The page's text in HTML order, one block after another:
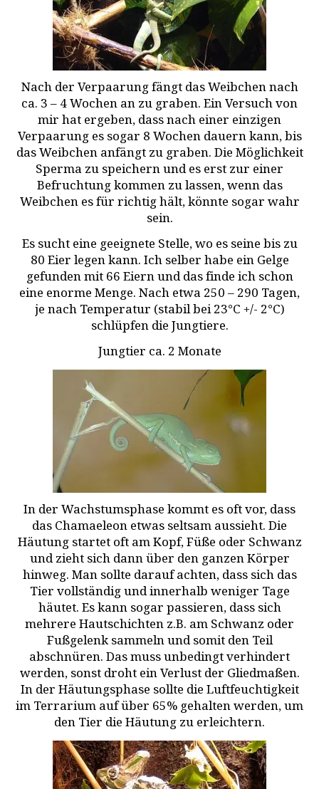
Nach der Verpaarung fängt das Weibchen nach
ca. 3 – 4 Wochen an zu graben. Ein Versuch von
mir hat ergeben, dass nach einer einzigen
Verpaarung es sogar 8 Wochen dauern kann, bis
das Weibchen anfängt zu graben. Die Möglichkeit
Sperma zu speichern und es erst zur einer
Befruchtung kommen zu lassen, wenn das
Weibchen es für richtig hält, könnte sogar wahr
sein.
Es sucht eine geeignete Stelle, wo es seine bis zu
80 Eier legen kann. Ich selber habe ein Gelge
gefunden mit 66 Eiern und das finde ich schon
eine enorme Menge. Nach etwa 250 – 290 Tagen,
je nach Temperatur (stabil bei 23°C +/- 2°C)
schlüpfen die Jungtiere.
Jungtier ca. 2 Monate
In der Wachstumsphase kommt es oft vor, dass
das Chamaeleon etwas seltsam aussieht. Die
Häutung startet oft am Kopf, Füße oder Schwanz
und zieht sich dann über den ganzen Körper
hinweg. Man sollte darauf achten, dass sich das
Tier vollständig und innerhalb weniger Tage
häutet. Es kann sogar passieren, dass sich
mehrere Hautschichten z.B. am Schwanz oder
Fußgelenk sammeln und somit den Teil
abschnüren. Das muss unbedingt verhindert
werden, sonst droht ein Verlust der Gliedmaßen.
In der Häutungsphase sollte die Luftfeuchtigkeit
im Terrarium auf über 65% gehalten werden, um
den Tier die Häutung zu erleichtern.